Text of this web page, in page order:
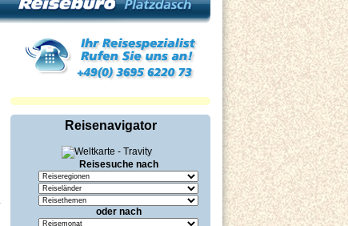
Reisenavigator
Reisesuche nach
oder nach